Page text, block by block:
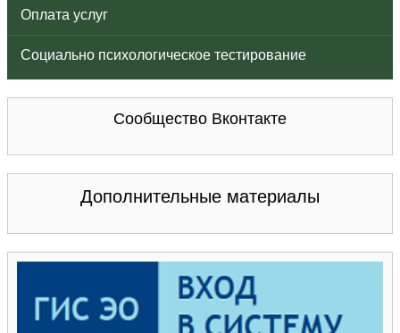
Оплата услуг
Социально психологическое тестирование
Сообщество Вконтакте
Дополнительные материалы